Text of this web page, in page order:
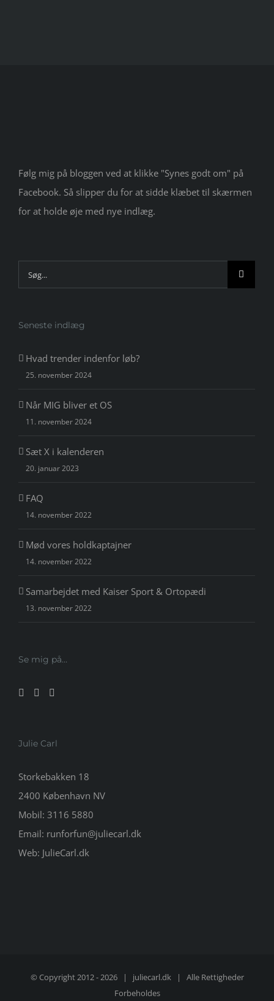
Følg mig på bloggen ved at klikke "Synes godt om" på
Facebook. Så slipper du for at sidde klæbet til skærmen
for at holde øje med nye indlæg.
Søg
efter:
Seneste indlæg
Hvad trender indenfor løb?
25. november 2024
Når MIG bliver et OS
11. november 2024
Sæt X i kalenderen
20. januar 2023
FAQ
14. november 2022
Mød vores holdkaptajner
14. november 2022
Samarbejdet med Kaiser Sport & Ortopædi
13. november 2022
Se mig på…
Julie Carl
Storkebakken 18
2400 København NV
Mobil: 3116 5880
Email: runforfun@juliecarl.dk
Web: JulieCarl.dk
© Copyright 2012 -2026 | juliecarl.dk| Alle Rettigheder
Forbeholdes